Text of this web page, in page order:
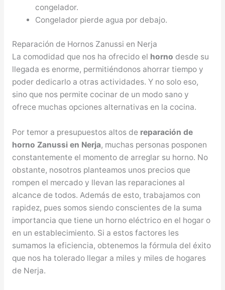
congelador.
Congelador pierde agua por debajo.
Reparación de Hornos Zanussi en Nerja
La comodidad que nos ha ofrecido el horno desde su
llegada es enorme, permitiéndonos ahorrar tiempo y
poder dedicarlo a otras actividades. Y no solo eso,
sino que nos permite cocinar de un modo sano y
ofrece muchas opciones alternativas en la cocina.
Por temor a presupuestos altos de reparación de
horno Zanussi en Nerja, muchas personas posponen
constantemente el momento de arreglar su horno. No
obstante, nosotros planteamos unos precios que
rompen el mercado y llevan las reparaciones al
alcance de todos. Además de esto, trabajamos con
rapidez, pues somos siendo conscientes de la suma
importancia que tiene un horno eléctrico en el hogar o
en un establecimiento. Si a estos factores les
sumamos la eficiencia, obtenemos la fórmula del éxito
que nos ha tolerado llegar a miles y miles de hogares
de Nerja.